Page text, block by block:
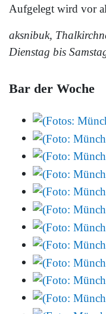
Aufgelegt wird vor
aksnibuk,
Dienstag bis
Bar der Woche